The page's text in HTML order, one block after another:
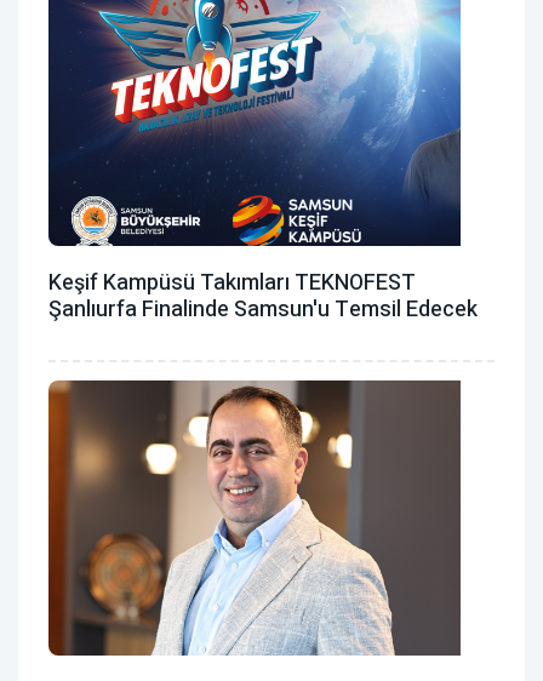
Keşif Kampüsü Takımları TEKNOFEST
Şanlıurfa Finalinde Samsun'u Temsil Edecek